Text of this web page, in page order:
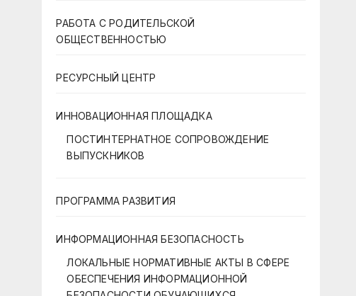
РАБОТА С РОДИТЕЛЬСКОЙ
ОБЩЕСТВЕННОСТЬЮ
РЕСУРСНЫЙ ЦЕНТР
ИННОВАЦИОННАЯ ПЛОЩАДКА
ПОСТИНТЕРНАТНОЕ СОПРОВОЖДЕНИЕ
ВЫПУСКНИКОВ
ПРОГРАММА РАЗВИТИЯ
ИНФОРМАЦИОННАЯ БЕЗОПАСНОСТЬ
ЛОКАЛЬНЫЕ НОРМАТИВНЫЕ АКТЫ В СФЕРЕ
ОБЕСПЕЧЕНИЯ ИНФОРМАЦИОННОЙ